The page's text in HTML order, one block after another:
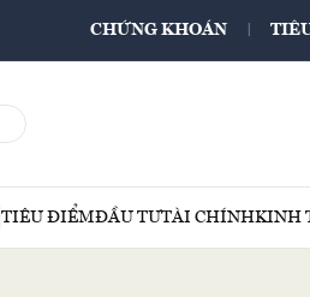
CHỨNG KHOÁN
TIÊU ĐIỂMĐẦU TƯTÀI CHÍNHKINH